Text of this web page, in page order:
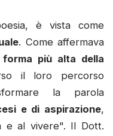
è vista come
. Come affermava
forma più alta della
il loro percorso
la parola
e di aspirazione,
e al vivere". Il Dott.